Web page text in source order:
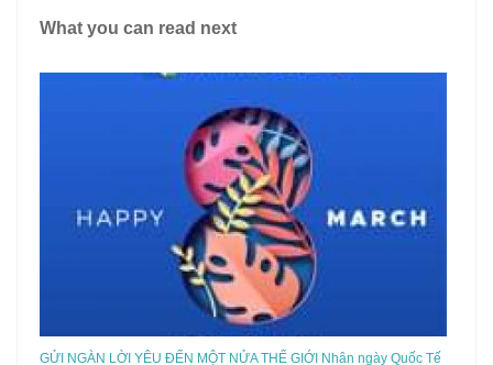
What you can read next
GỬI NGÀN LỜI YÊU ĐẾN MỘT NỬA THẾ GIỚI Nhân ngày Quốc Tế